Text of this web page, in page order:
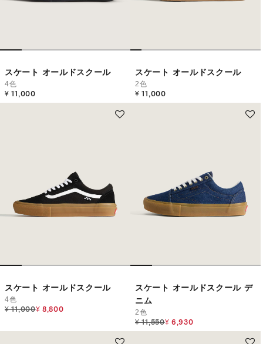
スケート オールドスクール
4色
¥ 11,000
スケート オールドスクール
2色
¥ 11,000
スケート オールドスクール
4色
Price reduced from
¥ 11,000to
¥ 8,800
スケート オールドスクール デ
ニム
2色
Price reduced from
¥ 11,550to
¥ 6,930